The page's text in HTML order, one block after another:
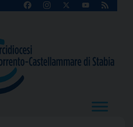
FacebookInstagram
X
YouTube
Feed